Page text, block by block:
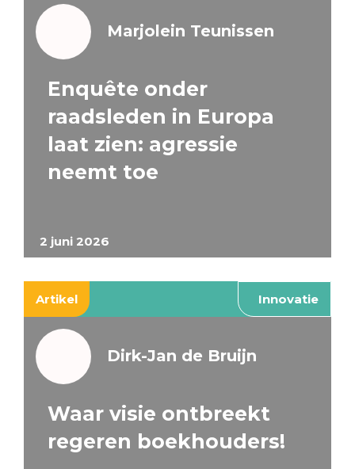
2 juni 2026
Marjolein Teunissen
Enquête onder
raadsleden in Europa
laat zien: agressie
neemt toe
Artikel Innovatie
Dirk-Jan de Bruijn
Waar visie ontbreekt
regeren boekhouders!